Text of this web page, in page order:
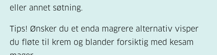
eller annet søtning.
Tips! Ønsker du et enda magrere alternativ visper
du fløte til krem og blander forsiktig med kesam